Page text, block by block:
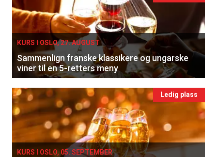
KURS I OSLO, 27. AUGUST
Sammenlign franske klassikere og ungarske
viner til en 5-retters meny
Ledig plass
KURS I OSLO, 05. SEPTEMBER